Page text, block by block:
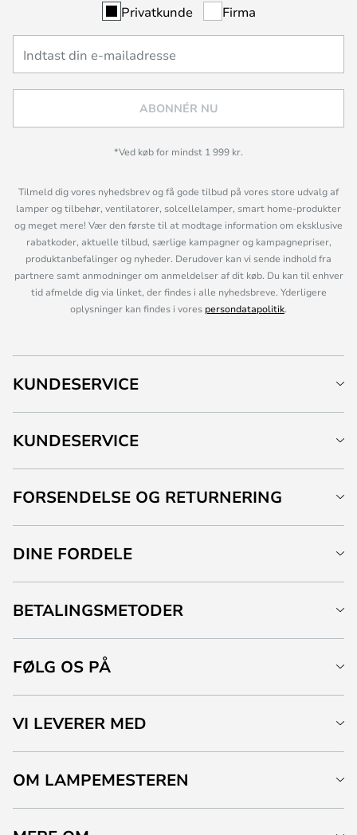
Privatkunde Firma
ABONNÉR NU
*Ved køb for mindst 1 999 kr.
Tilmeld dig vores nyhedsbrev og få gode tilbud på vores store udvalg af
lamper og tilbehør, ventilatorer, solcellelamper, smart home-produkter
og meget mere! Vær den første til at modtage information om eksklusive
rabatkoder, aktuelle tilbud, særlige kampagner og kampagnepriser,
produktanbefalinger og nyheder. Derudover kan vi sende indhold fra
partnere samt anmodninger om anmeldelser af dit køb. Du kan til enhver
tid afmelde dig via linket, der findes i alle nyhedsbreve. Yderligere
oplysninger kan findes i vores persondatapolitik.
KUNDESERVICE
KUNDESERVICE
FORSENDELSE OG RETURNERING
DINE FORDELE
BETALINGSMETODER
FØLG OS PÅ
VI LEVERER MED
OM LAMPEMESTEREN